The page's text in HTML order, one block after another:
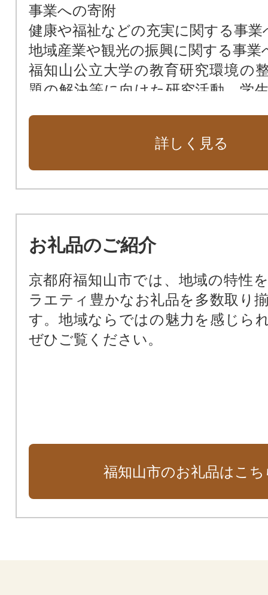
事業への寄附
健康や福祉などの充実に関する事業
地域産業や観光の振興に関する事業
福知山公立大学の教育研究環境の
題の解決等に向けた研究活動、学
私立高校の教育環境充実支援（福知
校）
その他、本市施策推進のため市長
詳しく見る
お礼品のご紹介
京都府福知山市では、地域の特性
ラエティ豊かなお礼品を多数取り
す。地域ならではの魅力を感じら
ぜひご覧ください。
福知山市のお礼品はこち